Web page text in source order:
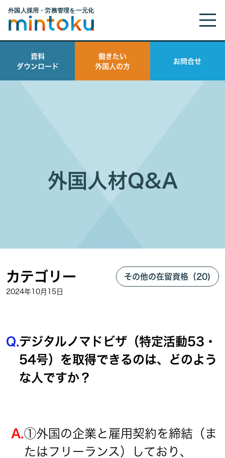
資料
ダウンロード
働きたい
外国人の方
お問合せ
外国人材Q&A
カテゴリー その他の在留資格（20)
2024年10月15日
Q.デジタルノマドビザ（特定活動53・
54号）を取得できるのは、どのよう
な人ですか？
A.①外国の企業と雇用契約を締結（ま
たはフリーランス）しており、